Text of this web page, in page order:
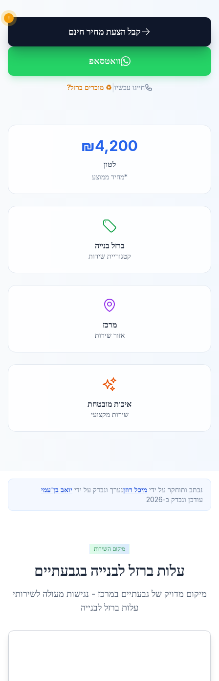
קבל הצעת מחיר חינם
!
וואטסאפ
חייגו עכשיו ♻️ מוכרים ברזל?
₪4,200
לטון
*מחיר ממוצע
ברזל בנייה
קטגוריית שירות
מרכז
אזור שירות
איכות מובטחת
שירות מקצועי
נכתב ותוחקר על ידי מיכל רוזןנערך ונבדק על ידי יואב בן־עמי
עודכן ונבדק ב-2026
מיקום השירות
עלות ברזל לבנייה בגבעתיים
מיקום מדויק שלגבעתיים במרכז - נגישות מעולה לשירותי
עלות ברזל לבנייה